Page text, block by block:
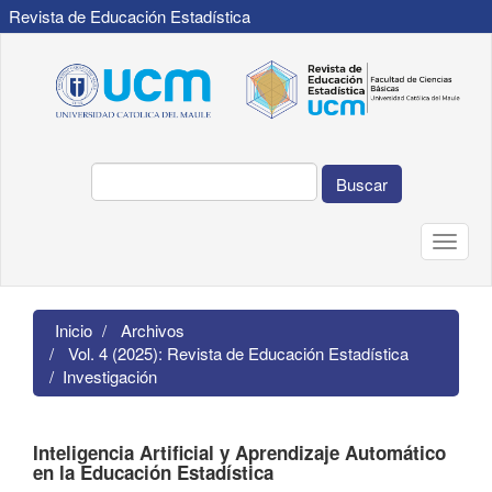
Revista de Educación Estadística
principal
Contenido
principal
Buscar
Toggle
Inicio
Archivos
Vol. 4 (2025): Revista de Educación Estadística
Investigación
Inteligencia Artificial y Aprendizaje Automático
en la Educación Estadística